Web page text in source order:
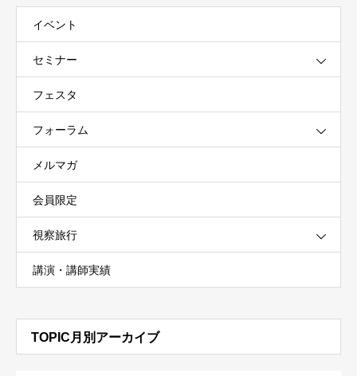
イベント
セミナー
フェスタ
フォーラム
メルマガ
会員限定
視察旅行
講演・講師実績
TOPIC月別アーカイブ